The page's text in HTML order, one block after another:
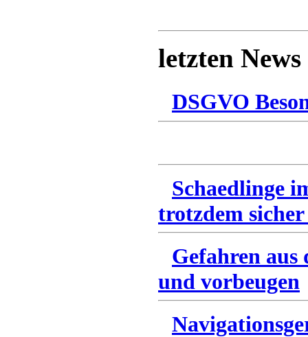
letzten News
DSGVO
Schaedlinge
trotzdem
Gefahren
und vorbeugen